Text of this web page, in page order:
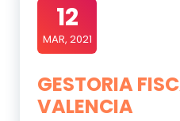
12
MAR, 2021
GESTORIA
VALENCIA